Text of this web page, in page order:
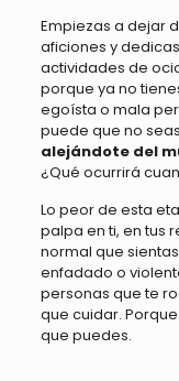
Empiezas a dejar
aficiones y
actividades de
porque ya no
egoísta o mala
puede que no
alejándote del
¿Qué ocurrirá
Lo peor de esta
palpa en ti, en tus
normal que sientas
enfadado o
personas que te
que cuidar.
que puedes.